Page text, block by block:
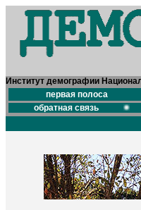
Институт демографии
первая полоса
обратная связь